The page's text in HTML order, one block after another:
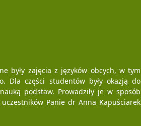
były zajęcia z języków obcych, w tym
Dla części studentów były okazją do
podstaw. Prowadziły je w sposób
Panie dr Anna Kapuściarek